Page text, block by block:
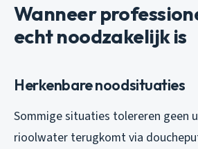
Wanneer
echt noodzakelijk is
Herkenbare noodsituaties
Sommige situaties tolereren geen
rioolwater terugkomt via